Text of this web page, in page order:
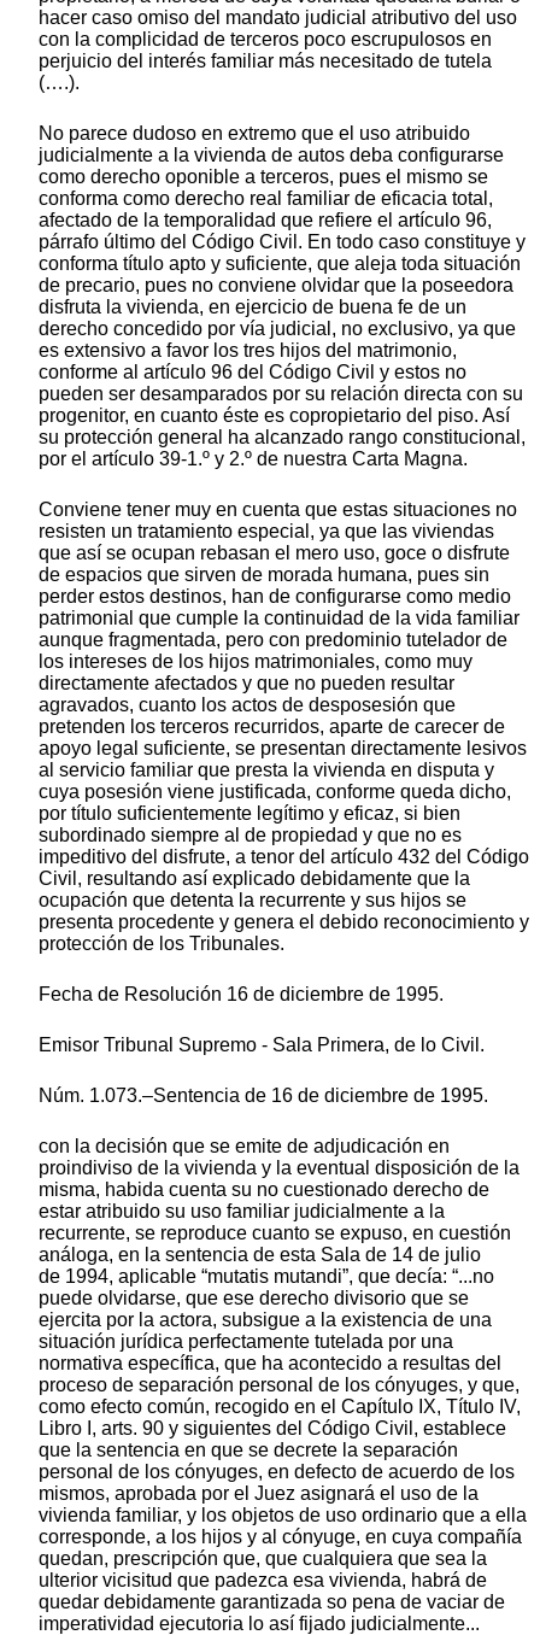
hacer caso omiso del mandato judicial atributivo del uso
con la complicidad de terceros poco escrupulosos en
perjuicio del interés familiar más necesitado de tutela
(….).
No parece dudoso en extremo que el uso atribuido
judicialmente a la vivienda de autos deba configurarse
como derecho oponible a terceros, pues el mismo se
conforma como derecho real familiar de eficacia total,
afectado de la temporalidad que refiere el artículo 96,
párrafo último del Código Civil. En todo caso constituye y
conforma título apto y suficiente, que aleja toda situación
de precario, pues no conviene olvidar que la poseedora
disfruta la vivienda, en ejercicio de buena fe de un
derecho concedido por vía judicial, no exclusivo, ya que
es extensivo a favor los tres hijos del matrimonio,
conforme al artículo 96 del Código Civil y estos no
pueden ser desamparados por su relación directa con su
progenitor, en cuanto éste es copropietario del piso. Así
su protección general ha alcanzado rango constitucional,
por el artículo 39-1.º y 2.º de nuestra Carta Magna.
Conviene tener muy en cuenta que estas situaciones no
resisten un tratamiento especial, ya que las viviendas
que así se ocupan rebasan el mero uso, goce o disfrute
de espacios que sirven de morada humana, pues sin
perder estos destinos, han de configurarse como medio
patrimonial que cumple la continuidad de la vida familiar
aunque fragmentada, pero con predominio tutelador de
los intereses de los hijos matrimoniales, como muy
directamente afectados y que no pueden resultar
agravados, cuanto los actos de desposesión que
pretenden los terceros recurridos, aparte de carecer de
apoyo legal suficiente, se presentan directamente lesivos
al servicio familiar que presta la vivienda en disputa y
cuya posesión viene justificada, conforme queda dicho,
por título suficientemente legítimo y eficaz, si bien
subordinado siempre al de propiedad y que no es
impeditivo del disfrute, a tenor del artículo 432 del Código
Civil, resultando así explicado debidamente que la
ocupación que detenta la recurrente y sus hijos se
presenta procedente y genera el debido reconocimiento y
protección de los Tribunales.
Fecha de Resolución 16 de diciembre de 1995.
Emisor Tribunal Supremo - Sala Primera, de lo Civil.
Núm. 1.073.–Sentencia de 16 de diciembre de 1995.
con la decisión que se emite de adjudicación en
proindiviso de la vivienda y la eventual disposición de la
misma, habida cuenta su no cuestionado derecho de
estar atribuido su uso familiar judicialmente a la
recurrente, se reproduce cuanto se expuso, en cuestión
análoga, en la sentencia de esta Sala de 14 de julio
de 1994, aplicable “mutatis mutandi”, que decía: “...no
puede olvidarse, que ese derecho divisorio que se
ejercita por la actora, subsigue a la existencia de una
situación jurídica perfectamente tutelada por una
normativa específica, que ha acontecido a resultas del
proceso de separación personal de los cónyuges, y que,
como efecto común, recogido en el Capítulo IX, Título IV,
Libro I, arts. 90 y siguientes del Código Civil, establece
que la sentencia en que se decrete la separación
personal de los cónyuges, en defecto de acuerdo de los
mismos, aprobada por el Juez asignará el uso de la
vivienda familiar, y los objetos de uso ordinario que a ella
corresponde, a los hijos y al cónyuge, en cuya compañía
quedan, prescripción que, que cualquiera que sea la
ulterior vicisitud que padezca esa vivienda, habrá de
quedar debidamente garantizada so pena de vaciar de
imperatividad ejecutoria lo así fijado judicialmente...